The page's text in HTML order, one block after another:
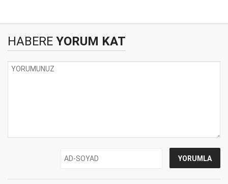
HABERE YORUM KAT